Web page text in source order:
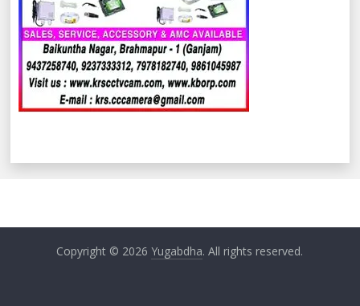
Copyright © 2026Yugabdha. All rights reserved.